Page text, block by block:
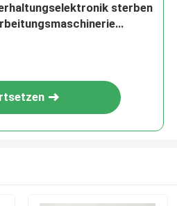
sterben